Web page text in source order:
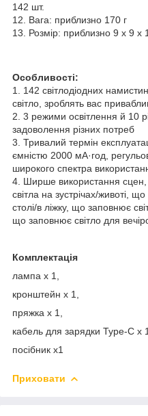
142 шт.
12. Вага: приблизно 170 г
13. Розмір: приблизно 9 x 9 x
Особливості:
1. 142 світлодіодних
світло, зроблять вас
2. 3 режими освітлення й 10
задоволення різних потреб
3. Тривалий термін
ємністю 2000 мА·год,
широкого спектра
4. Ширше використання сцен,
світла на зустрічах/животі,
столі/в ліжку, що заповнює
що заповнює світло для
Комплектація
лампа x 1,
кронштейн x 1,
пряжка x 1,
кабель для зарядки Type-C x 1,
посібник x1
Приховати